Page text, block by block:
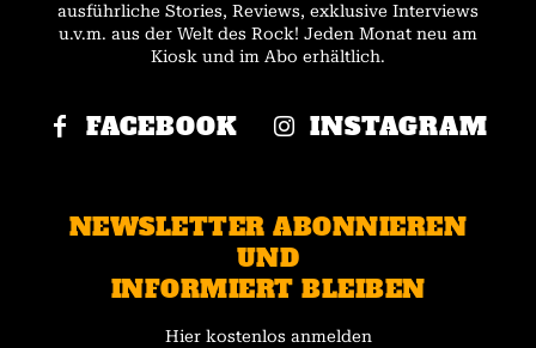
ausführliche Stories, Reviews, exklusive Interviews
u.v.m. aus der Welt des Rock! Jeden Monat neu am
Kiosk und im Abo erhältlich.
FACEBOOK INSTAGRAM
NEWSLETTER ABONNIEREN
UND
INFORMIERT BLEIBEN
Hier kostenlos anmelden